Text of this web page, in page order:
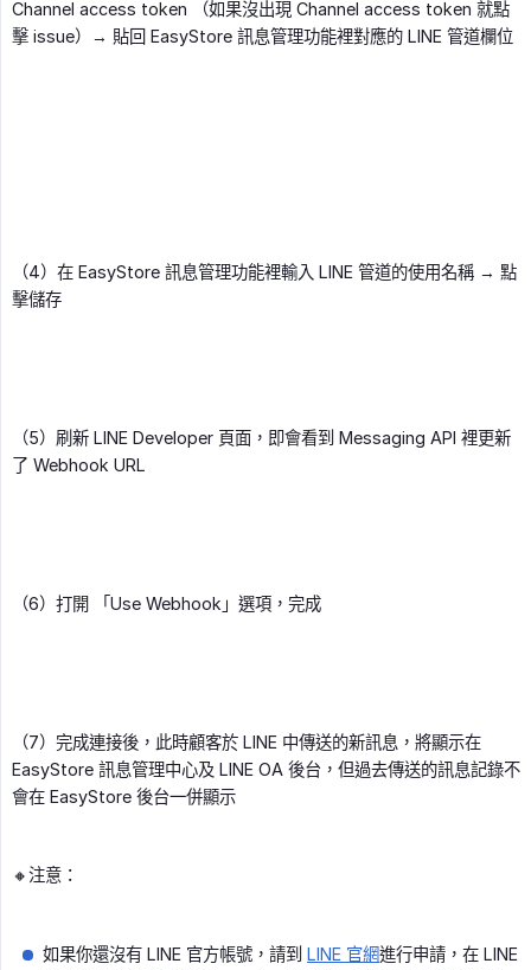
Channel access token （如果沒出現 Channel access token 就點
擊 issue）→ 貼回 EasyStore 訊息管理功能裡對應的 LINE 管道欄位
（4）在 EasyStore 訊息管理功能裡輸入 LINE 管道的使用名稱 → 點
擊儲存
（5）刷新 LINE Developer 頁面，即會看到 Messaging API 裡更新
了 Webhook URL
（6）打開 「Use Webhook」選項，完成
（7）完成連接後，此時顧客於 LINE 中傳送的新訊息，將顯示在
EasyStore 訊息管理中心及 LINE OA 後台，但過去傳送的訊息記錄不
會在 EasyStore 後台一併顯示
🔸注意：
如果你還沒有 LINE 官方帳號，請到 LINE 官網進行申請，在 LINE